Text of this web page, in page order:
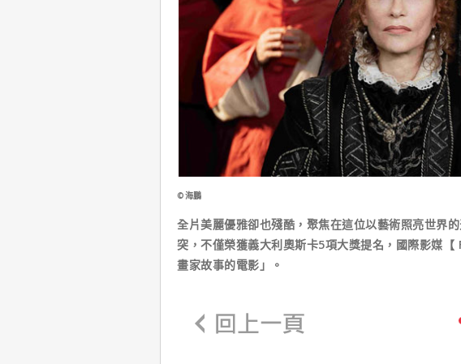
©海鵬
全片美麗優雅卻也殘酷，聚焦在這位以藝術照亮世界
突，不僅榮獲義大利奧斯卡5項大獎提名，國際影媒
畫家故事的電影」。